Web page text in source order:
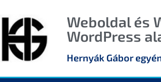
Weboldal és
WordPress
Hernyák Gábor